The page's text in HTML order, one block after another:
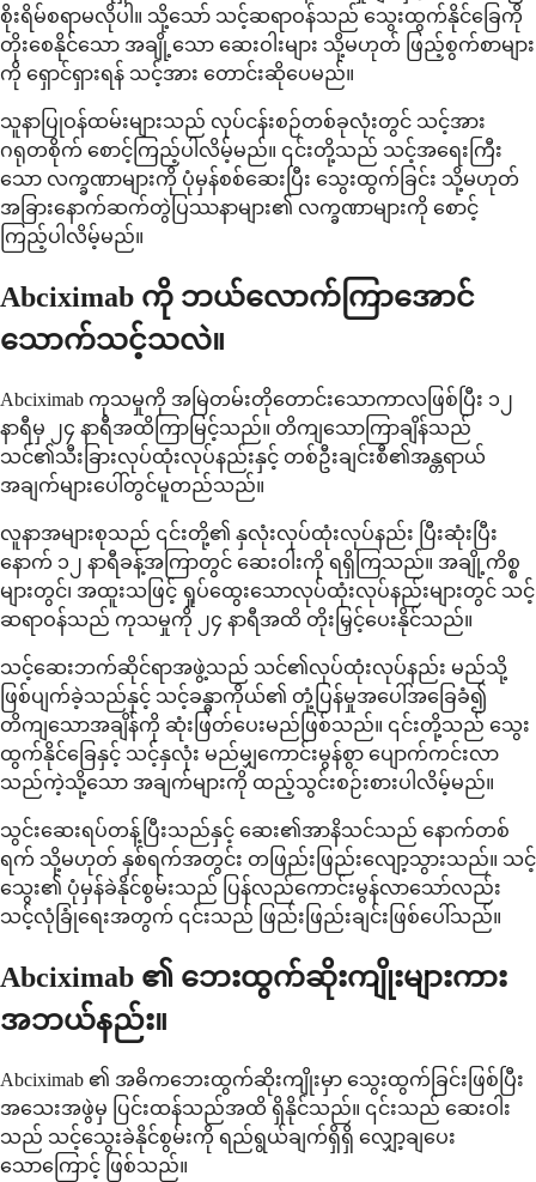
စိုးရိမ်စရာမလိုပါ။ သို့သော် သင့်ဆရာဝန်သည် သွေးထွက်နိုင်ခြေကို
တိုးစေနိုင်သော အချို့သော ဆေးဝါးများ သို့မဟုတ် ဖြည့်စွက်စာများ
ကို ရှောင်ရှားရန် သင့်အား တောင်းဆိုပေမည်။
သူနာပြုဝန်ထမ်းများသည် လုပ်ငန်းစဉ်တစ်ခုလုံးတွင် သင့်အား
ဂရုတစိုက် စောင့်ကြည့်ပါလိမ့်မည်။ ၎င်းတို့သည် သင့်အရေးကြီး
သော လက္ခဏာများကို ပုံမှန်စစ်ဆေးပြီး သွေးထွက်ခြင်း သို့မဟုတ်
အခြားနောက်ဆက်တွဲပြဿနာများ၏ လက္ခဏာများကို စောင့်
ကြည့်ပါလိမ့်မည်။
Abciximab ကို ဘယ်လောက်ကြာအောင်
သောက်သင့်သလဲ။
Abciximab ကုသမှုကို အမြဲတမ်းတိုတောင်းသောကာလဖြစ်ပြီး ၁၂
နာရီမှ ၂၄ နာရီအထိကြာမြင့်သည်။ တိကျသောကြာချိန်သည်
သင်၏သီးခြားလုပ်ထုံးလုပ်နည်းနှင့် တစ်ဦးချင်းစီ၏အန္တရာယ်
အချက်များပေါ်တွင်မူတည်သည်။
လူနာအများစုသည် ၎င်းတို့၏ နှလုံးလုပ်ထုံးလုပ်နည်း ပြီးဆုံးပြီး
နောက် ၁၂ နာရီခန့်အကြာတွင် ဆေးဝါးကို ရရှိကြသည်။ အချို့ကိစ္စ
များတွင်၊ အထူးသဖြင့် ရှုပ်ထွေးသောလုပ်ထုံးလုပ်နည်းများတွင် သင့်
ဆရာဝန်သည် ကုသမှုကို ၂၄ နာရီအထိ တိုးမြှင့်ပေးနိုင်သည်။
သင့်ဆေးဘက်ဆိုင်ရာအဖွဲ့သည် သင်၏လုပ်ထုံးလုပ်နည်း မည်သို့
ဖြစ်ပျက်ခဲ့သည်နှင့် သင့်ခန္ဓာကိုယ်၏ တုံ့ပြန်မှုအပေါ်အခြေခံ၍
တိကျသောအချိန်ကို ဆုံးဖြတ်ပေးမည်ဖြစ်သည်။ ၎င်းတို့သည် သွေး
ထွက်နိုင်ခြေနှင့် သင့်နှလုံး မည်မျှကောင်းမွန်စွာ ပျောက်ကင်းလာ
သည်ကဲ့သို့သော အချက်များကို ထည့်သွင်းစဉ်းစားပါလိမ့်မည်။
သွင်းဆေးရပ်တန့်ပြီးသည်နှင့် ဆေး၏အာနိသင်သည် နောက်တစ်
ရက် သို့မဟုတ် နှစ်ရက်အတွင်း တဖြည်းဖြည်းလျော့သွားသည်။ သင့်
သွေး၏ ပုံမှန်ခဲနိုင်စွမ်းသည် ပြန်လည်ကောင်းမွန်လာသော်လည်း
သင့်လုံခြုံရေးအတွက် ၎င်းသည် ဖြည်းဖြည်းချင်းဖြစ်ပေါ်သည်။
Abciximab ၏ ဘေးထွက်ဆိုးကျိုးများကား
အဘယ်နည်း။
Abciximab ၏ အဓိကဘေးထွက်ဆိုးကျိုးမှာ သွေးထွက်ခြင်းဖြစ်ပြီး
အသေးအဖွဲမှ ပြင်းထန်သည်အထိ ရှိနိုင်သည်။ ၎င်းသည် ဆေးဝါး
သည် သင့်သွေးခဲနိုင်စွမ်းကို ရည်ရွယ်ချက်ရှိရှိ လျှော့ချပေး
သောကြောင့် ဖြစ်သည်။